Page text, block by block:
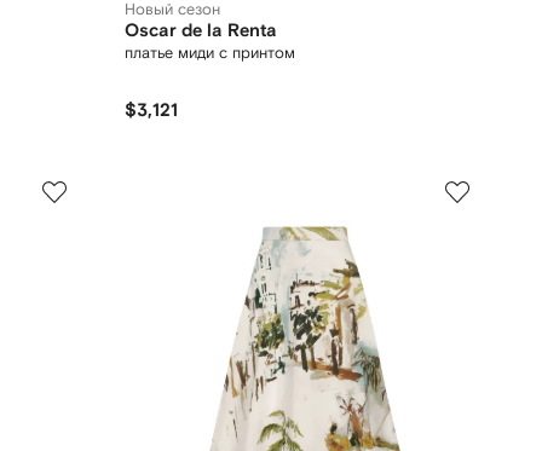
Новый сезон
Oscar de la Renta
платье миди с принтом
$3,121